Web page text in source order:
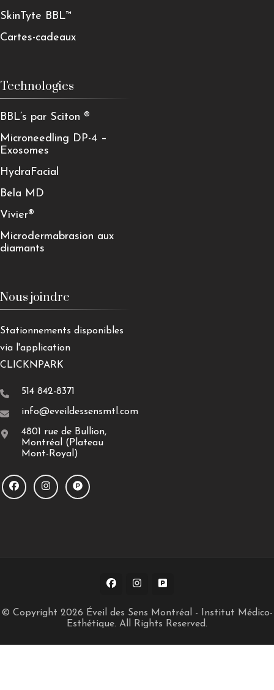
SkinTyte BBL™
Cartes-cadeaux
Technologies
BBL’s par Sciton ®
Microneedling DP-4 –
Exosomes
HydraFacial
Bela MD
Vivier®
Microdermabrasion aux
diamants
Nous joindre
Stationnements disponibles
via l'application
CLICKNPARK
514 842-8371
info@eveildessensmtl.com
4801 rue de Bullion,
Montréal (Plateau
Mont-Royal)
© Copyright 2026 Éveil des Sens Montréal - Institut Médico-
Esthétique. All Rights Reserved.